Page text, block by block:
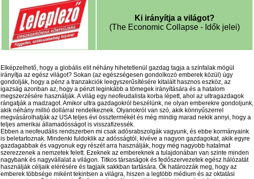
Ki irányítja a világot?
(The Economic Collapse - Idők jelei)
Elképzelhető, hogy a globális elit néhány hihetetlenül gazdag tagja a színfalak mögül
irányítja az egész világot? Sokan (az egészségesen gondolkozó emberek közül) úgy
gondolják, hogy a pénz a tranzakciók leegyszerűsítésére kitalált hasznos eszköz, az
igazság azonban az, hogy a pénzt leginkább a tömegek irányítására és a hatalom
megszerzésére használják. A világ egy neofeudalista korba lépett, ahol az ultragazdagok
rángatják a madzagot. Amikor ultra gazdagokról beszélünk, ne olyan emberekre gondoljunk,
akik néhány millió dollárral rendelkeznek. Olyanokról van szó, akik könnyűszerrel
megvásárolhatják az USA teljes évi össztermékét és még mindig marad nekik annyi, hogy a
teljes amerikai államadósságot is visszafizessék.
Ebben a neofeudális rendszerben mi csak adósrabszolgák vagyunk, és ebbe kormányaink
is beletartoznak. Mindenki fuldoklik az adósságtól, kivéve a nagyon gazdagokat, akik egyre
gazdagabbak és vagyonuk egy részét arra használják, hogy még nagyobb hatalmat
szerezzenek a nemzetek felett. Ezeknek az embereknek a tulajdonában van szinte minden
nagybank és nagyvállalat a világon. Titkos társaságok és fedőszervezetek egész hálózatát
használják céljaik elérésére és tagjaik sakkban tartására. Ők határozzák meg, hogy az
emberek többsége miként tekintsen a világra, hiszen a legtöbb médium és az oktatási